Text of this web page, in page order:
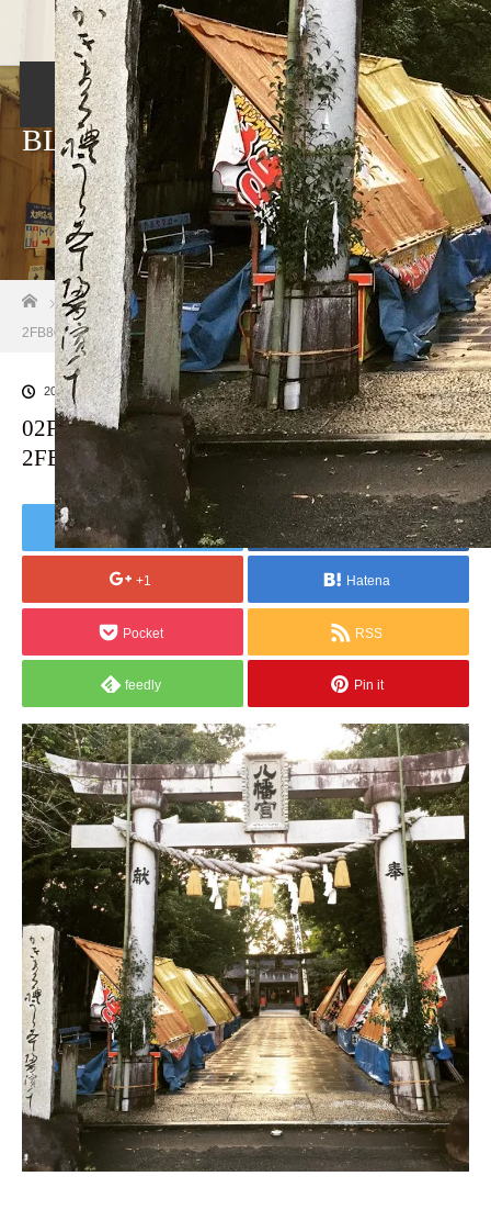
ホーム 店舗紹介 アクセス・駐車場
BLOG
ホーム
ブログ一覧
02F2F2BD-C78B-4D36-AC13-
2FB80CB802F1
2019.09.12
02F2F2BD-C78B-4D36-AC13-
2FB80CB802F1
Tweet Share
+1 Hatena
Pocket RSS
feedly Pin it